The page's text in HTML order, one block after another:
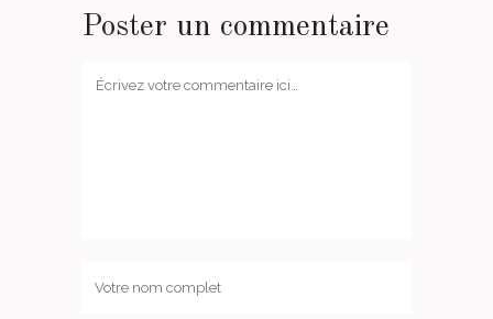
Poster un commentaire